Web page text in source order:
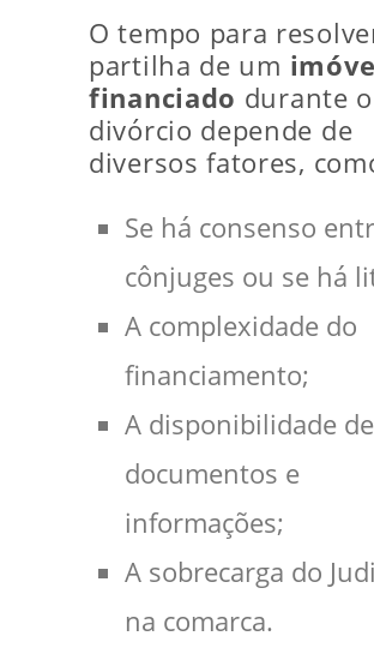
O tempo para
partilha de um
financiado durante o
divórcio depende de
diversos fatores,
Se há consenso
cônjuges ou se há
A complexidade do
financiamento;
A disponibilidade de
documentos e
informações;
A sobrecarga do
na comarca.